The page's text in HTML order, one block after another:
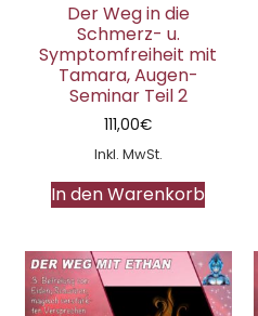
Der Weg in die
Schmerz- u.
Symptomfreiheit mit
Tamara, Augen-
Seminar Teil 2
111,00€
Inkl. MwSt.
In den Warenkorb